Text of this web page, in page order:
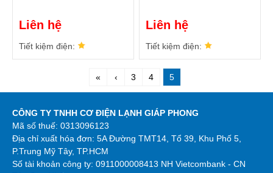
Liên hệ
Tiết kiệm điện:
Liên hệ
Tiết kiệm điện:
« ‹ 3 4 5
CÔNG TY TNHH CƠ ĐIỆN LẠNH GIÁP PHONG
Mã số thuế: 0313096123
Địa chỉ xuất hóa đơn: 5A Đường TMT14, Tổ 39, Khu Phố 5,
P.Trung Mỹ Tây, TP.HCM
Số tài khoản công ty: 0911000008413 NH Vietcombank - CN